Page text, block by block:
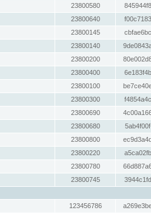
23800580
23800640
23800145
23800140
23800200
23800400
23800100
23800300
23800690
23800680
23800800
23800220
23800780
23800745
123456786